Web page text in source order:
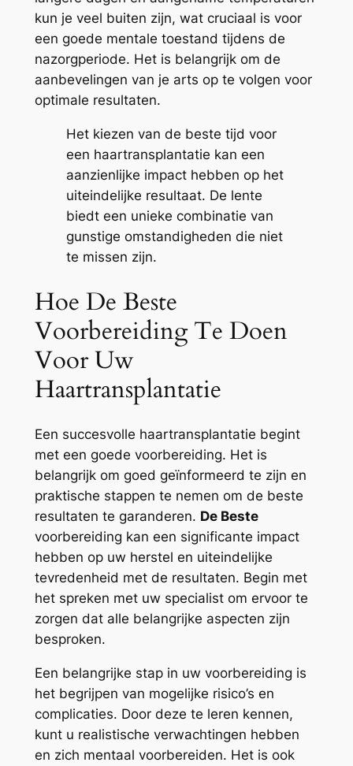
kun je veel buiten zijn, wat cruciaal is voor
een goede mentale toestand tijdens de
nazorgperiode. Het is belangrijk om de
aanbevelingen van je arts op te volgen voor
optimale resultaten.
Het kiezen van de beste tijd voor
een haartransplantatie kan een
aanzienlijke impact hebben op het
uiteindelijke resultaat. De lente
biedt een unieke combinatie van
gunstige omstandigheden die niet
te missen zijn.
Hoe De Beste
Voorbereiding Te Doen
Voor Uw
Haartransplantatie
Een succesvolle haartransplantatie begint
met een goede voorbereiding. Het is
belangrijk om goed geïnformeerd te zijn en
praktische stappen te nemen om de beste
resultaten te garanderen. De Beste
voorbereiding kan een significante impact
hebben op uw herstel en uiteindelijke
tevredenheid met de resultaten. Begin met
het spreken met uw specialist om ervoor te
zorgen dat alle belangrijke aspecten zijn
besproken.
Een belangrijke stap in uw voorbereiding is
het begrijpen van mogelijke risico’s en
complicaties. Door deze te leren kennen,
kunt u realistische verwachtingen hebben
en zich mentaal voorbereiden. Het is ook